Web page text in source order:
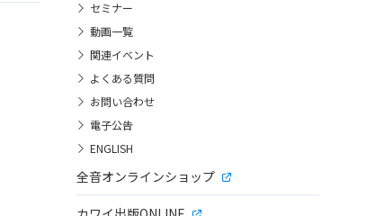
セミナー
動画一覧
関連イベント
よくある質問
お問い合わせ
電子公告
ENGLISH
全音オンラインショップ